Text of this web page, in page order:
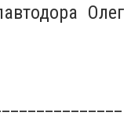
Олег